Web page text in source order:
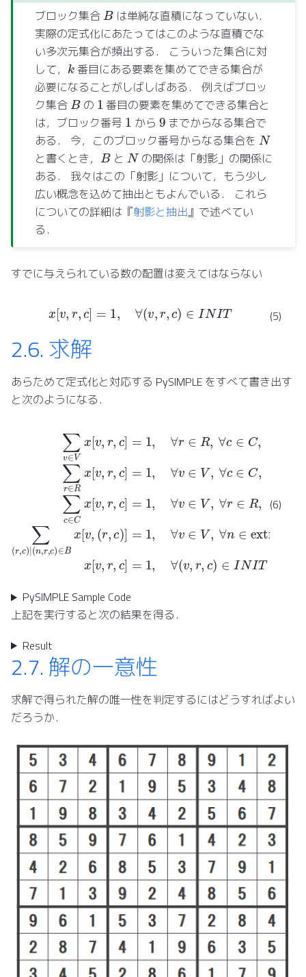
ブロック集合Bは単純な直積になっていない．
実際の定式化にあたってはこのような直積でな
い多次元集合が頻出する． こういった集合に対
して， k 番目にある要素を集めてできる集合が
必要になることがしばしばある． 例えばブロッ
ク集合Bの 1 番目の要素を集めてできる集合と
は，ブロック番号 1 から 9 までからなる集合で
ある． 今，このブロック番号からなる集合をN
と書くとき，Bと Nの関係は「射影」の関係に
ある． 我々はこの「射影」について，もう少し
広い概念を込めて抽出ともよんでいる． これら
についての詳細は『射影と抽出』で述べてい
る．
すでに与えられている数の配置は変えてはならない
(5)
x[v ,r,c ] ∀(v,r c) ∈INIT
2.6. 求解
あらためて定式化と対応する PySIMPLE をすべて書き出す
と次のようになる．
(6)
r,c]= ,∀ , ∈ r∈ Rx v,r c] 1, ∀v
v∈V ∀ extract B),x v, c] =1 (v ,r,c
PySIMPLE Sample Code
上記を実行すると次の結果を得る．
Result
2.7. 解の一意性
求解で得られた解の唯一性を判定するにはどうすればよい
だろうか．